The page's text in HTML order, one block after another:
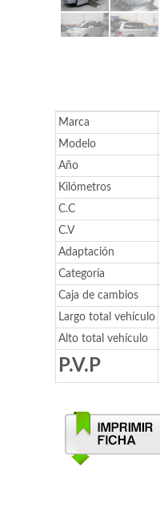
Marca
Modelo
Año
Kilómetros
C.C
C.V
Adaptación
Categoría
Caja de cambios
Largo total vehículo
Alto total vehículo
P.V.P